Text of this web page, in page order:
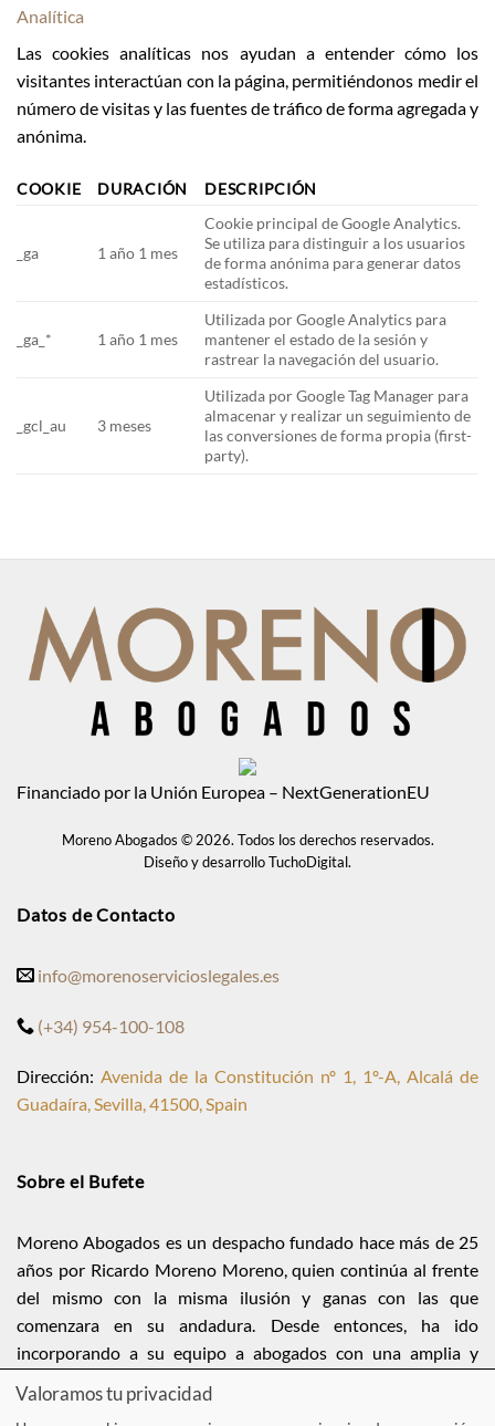
Analítica
Las cookies analíticas nos ayudan a entender cómo los
visitantes interactúan con la página, permitiéndonos medir el
número de visitas y las fuentes de tráfico de forma agregada y
anónima.
COOKIE DURACIÓN DESCRIPCIÓN
_ga 1 año 1 mes
Cookie principal de Google Analytics.
Se utiliza para distinguir a los usuarios
de forma anónima para generar datos
estadísticos.
_ga_* 1 año 1 mes
Utilizada por Google Analytics para
mantener el estado de la sesión y
rastrear la navegación del usuario.
_gcl_au 3 meses
Utilizada por Google Tag Manager para
almacenar y realizar un seguimiento de
las conversiones de forma propia (first-
party).
Financiado por la Unión Europea – NextGenerationEU
Moreno Abogados ©2026. Todos los derechos reservados.
Diseño y desarrolloTuchoDigital.
Datos de Contacto
info@morenoservicioslegales.es
(+34) 954-100-108
Dirección: Avenida de la Constitución nº 1, 1º-A, Alcalá de
Guadaíra, Sevilla, 41500, Spain
Sobre el Bufete
Moreno Abogados es un despacho fundado hace más de 25
años por Ricardo Moreno Moreno, quien continúa al frente
del mismo con la misma ilusión y ganas con las que
comenzara en su andadura. Desde entonces, ha ido
incorporando a su equipo a abogados con una amplia y
estar siempre al servicio de nuestros clientes.
Valoramos tu privacidad